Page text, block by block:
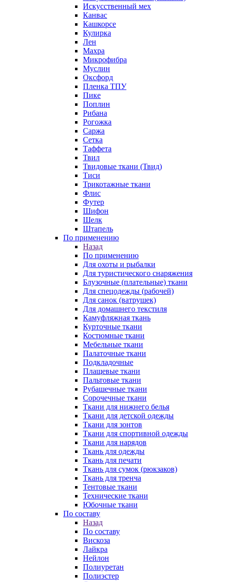
Искусственный мех
Канвас
Кашкорсе
Кулирка
Лен
Махра
Микрофибра
Муслин
Оксфорд
Пленка ТПУ
Пике
Поплин
Рибана
Рогожка
Саржа
Сетка
Таффета
Твил
Твидовые ткани (Твид)
Тиси
Трикотажные ткани
Флис
Футер
Шифон
Шелк
Штапель
По применению
Назад
По применению
Для охоты и рыбалки
Для туристического снаряжения
Блузочные (плательные) ткани
Для спецодежды (рабочей)
Для санок (ватрушек)
Для домашнего текстиля
Камуфляжная ткань
Курточные ткани
Костюмные ткани
Мебельные ткани
Палаточные ткани
Подкладочные
Плащевые ткани
Пальтовые ткани
Рубашечные ткани
Сорочечные ткани
Ткани для нижнего белья
Ткани для детской одежды
Ткани для зонтов
Ткани для спортивной одежды
Ткани для нарядов
Ткань для одежды
Ткань для печати
Ткань для сумок (рюкзаков)
Ткань для тренча
Тентовые ткани
Технические ткани
Юбочные ткани
По составу
Назад
По составу
Вискоза
Лайкра
Нейлон
Полиуретан
Полиэстер